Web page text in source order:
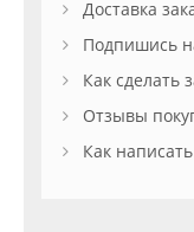
Доставка
Подпишись
Как сделать
Отзывы
Как